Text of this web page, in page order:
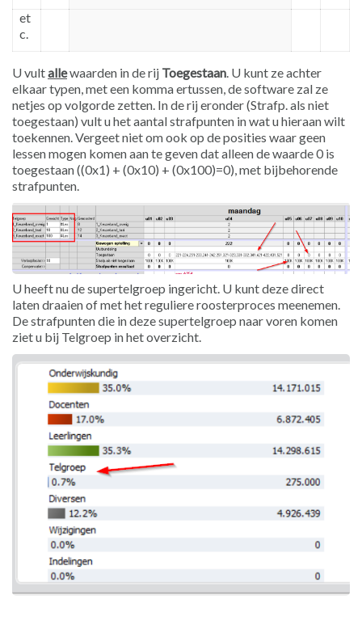
et
c.
U vultallewaarden in de rij Toegestaan . U kunt ze achter
elkaar typen, met een komma ertussen, de software zal ze
netjes op volgorde zetten. In de rij eronder (Strafp. als niet
toegestaan) vult u het aantal strafpunten in wat u hieraan wilt
toekennen. Vergeet niet om ook op de posities waar geen
lessen mogen komen aan te geven dat alleen de waarde 0 is
toegestaan ((0x1) + (0x10) + (0x100)=0), met bijbehorende
strafpunten.
U heeft nu de supertelgroep ingericht. U kunt deze direct
laten draaien of met het reguliere roosterproces meenemen.
De strafpunten die in deze supertelgroep naar voren komen
ziet u bij Telgroep in het overzicht.